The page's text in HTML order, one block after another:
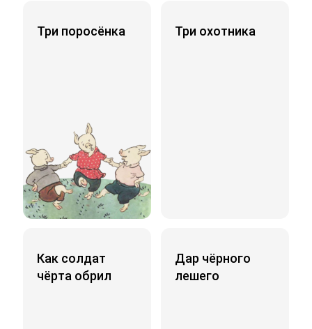
Три поросёнка Три охотника
Как солдат
чёрта обрил
Дар чёрного
лешего